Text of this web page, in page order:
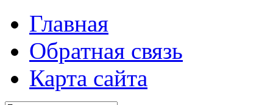
Главная
Обратная связь
Карта сайта